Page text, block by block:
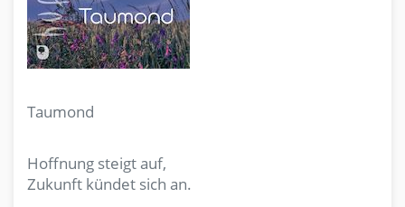
Taumond
Hoffnung steigt auf,
Zukunft kündet sich an.